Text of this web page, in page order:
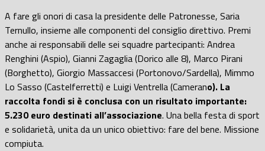
A fare gli onori di casa la presidente delle Patronesse, Saria
Ternullo, insieme alle componenti del consiglio direttivo. Premi
anche ai responsabili delle sei squadre partecipanti: Andrea
Renghini (Aspio), Gianni Zagaglia (Dorico alle 8), Marco Pirani
(Borghetto), Giorgio Massaccesi (Portonovo/Sardella), Mimmo
Lo Sasso (Castelferretti) e Luigi Ventrella (Camerano). La
raccolta fondi si è conclusa con un risultato importante:
5.230 euro destinati all’associazione. Una bella festa di sport
e solidarietà, unita da un unico obiettivo: fare del bene. Missione
compiuta.